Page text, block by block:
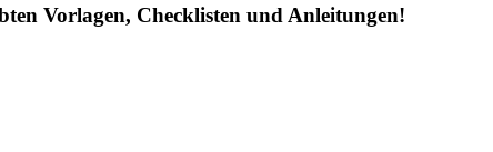
Vorlagen, Checklisten und Anleitungen!